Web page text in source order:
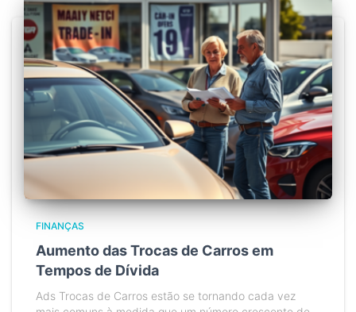
FINANÇAS
Aumento das Trocas de Carros em
Tempos de Dívida
Ads Trocas de Carros estão se tornando cada vez